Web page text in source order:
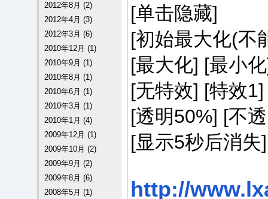
2012年8月 (2)
2012年4月 (3)
2012年3月 (6)
2010年12月 (1)
2010年9月 (1)
2010年8月 (1)
2010年6月 (1)
2010年3月 (1)
2010年1月 (4)
2009年12月 (1)
2009年10月 (2)
2009年9月 (2)
2009年8月 (6)
2008年5月 (1)
[单击隐藏]
[初始最大化(不
[最大化] [最小
[无特效] [特效
[透明50%] [不
[显示5秒后消失]
http://